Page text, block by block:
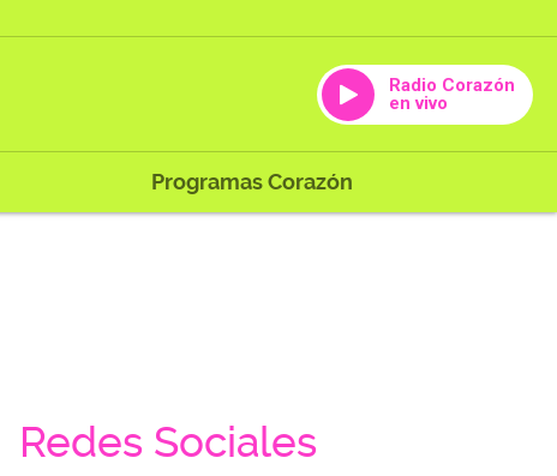
Radio Corazón
en vivo
Programas Corazón
Redes Sociales